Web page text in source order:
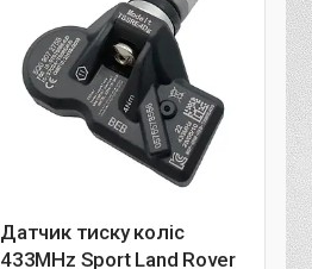
Датчик тиску коліс
433MHz Sport Land Rover